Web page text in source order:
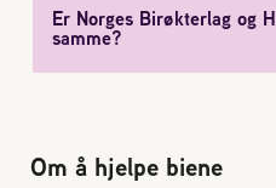
Er Norges Birøkterlag og
samme?
Om å hjelpe biene